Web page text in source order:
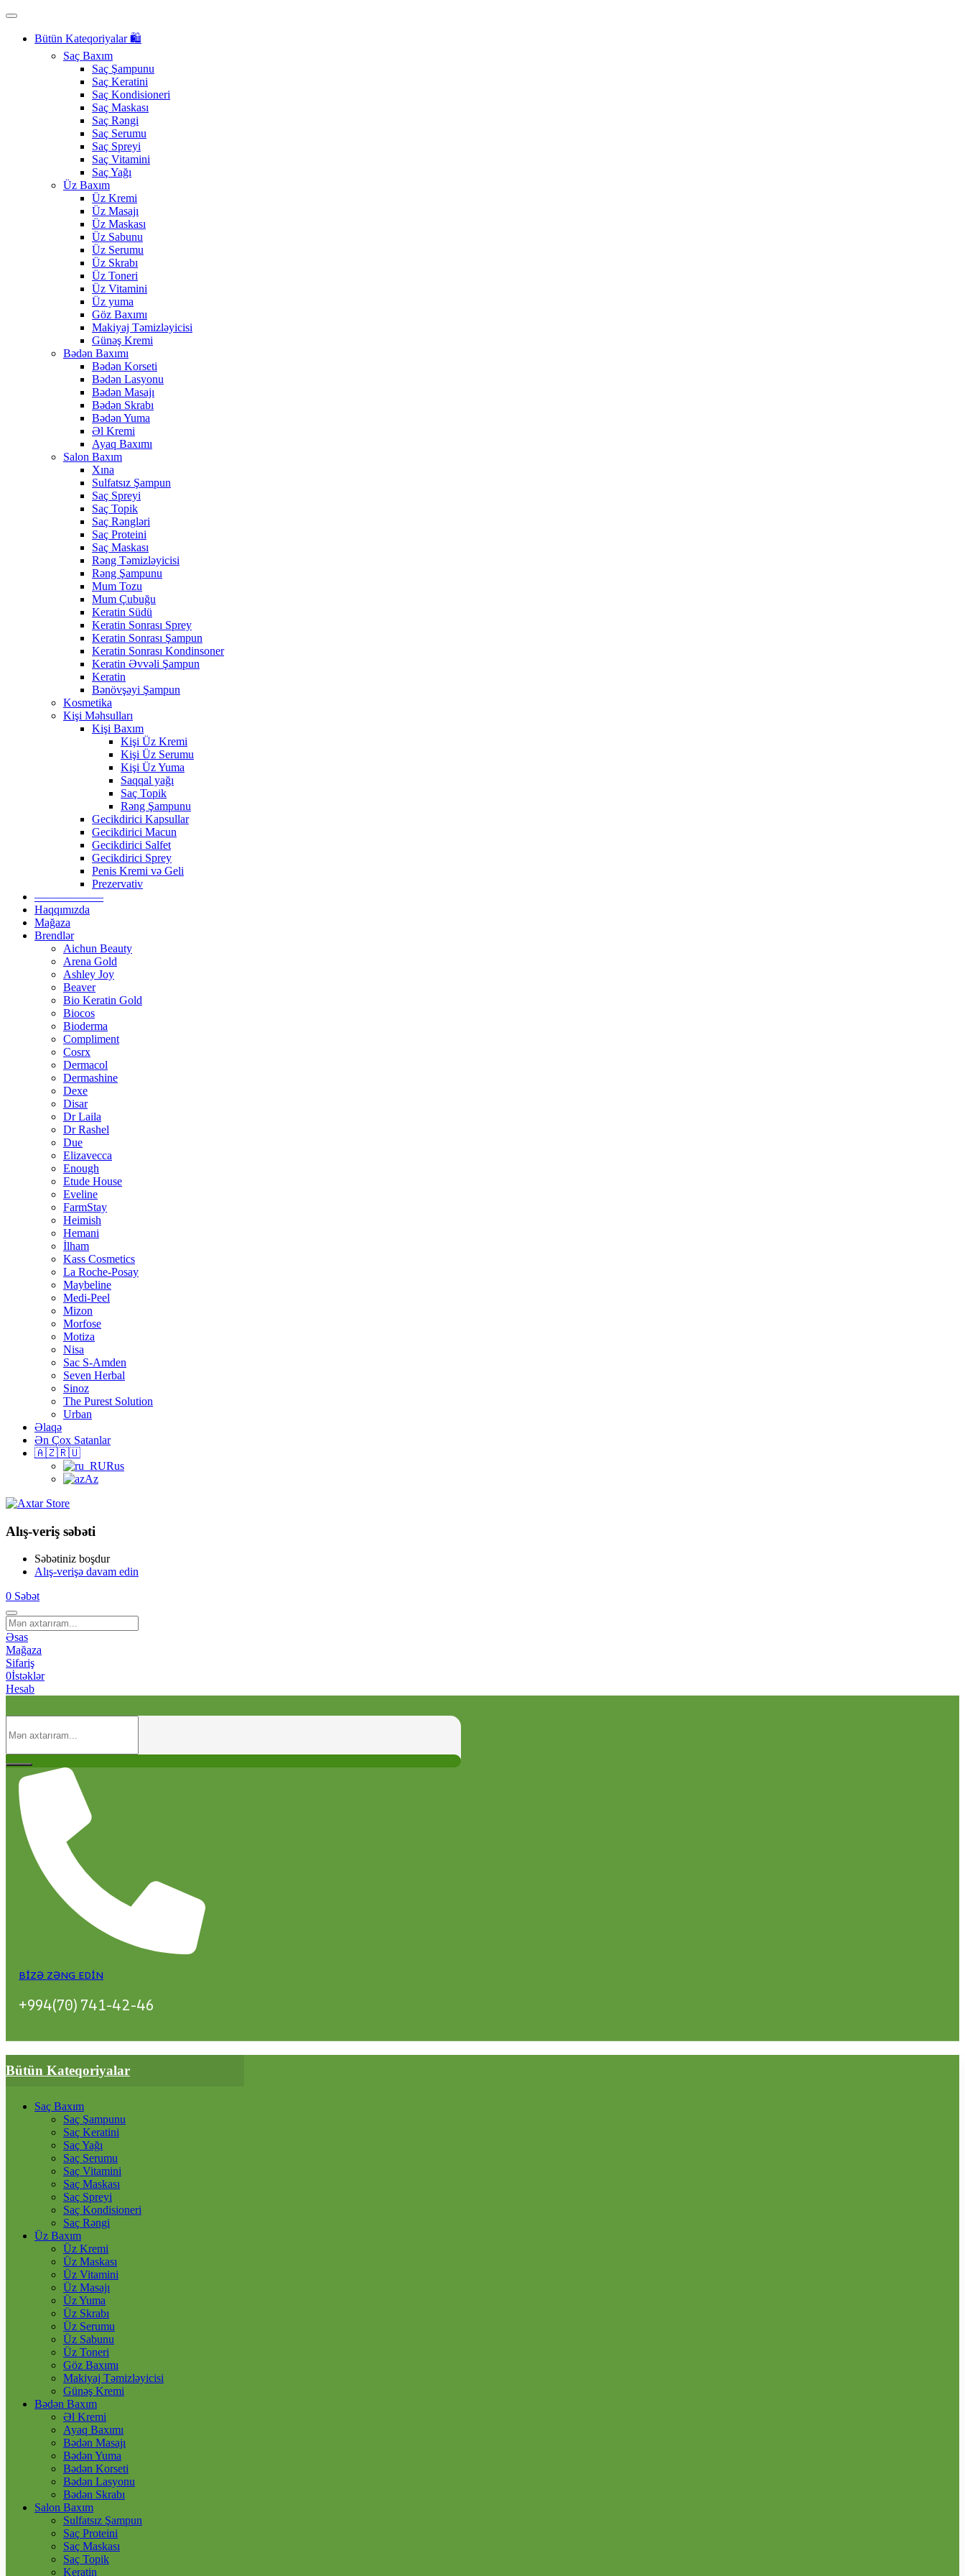
Bütün Kateqoriyalar 🛍️
Saç Baxım
Saç Şampunu
Saç Keratini
Saç Kondisioneri
Saç Maskası
Saç Rəngi
Saç Serumu
Saç Spreyi
Saç Vitamini
Saç Yağı
Üz Baxım
Üz Kremi
Üz Masajı
Üz Maskası
Üz Sabunu
Üz Serumu
Üz Skrabı
Üz Toneri
Üz Vitamini
Üz yuma
Göz Baxımı
Makiyaj Təmizləyicisi
Günəş Kremi
Bədən Baxımı
Bədən Korseti
Bədən Lasyonu
Bədən Masajı
Bədən Skrabı
Bədən Yuma
Əl Kremi
Ayaq Baxımı
Salon Baxım
Xına
Sulfatsız Şampun
Saç Spreyi
Saç Topik
Saç Rəngləri
Saç Proteini
Saç Maskası
Rəng Təmizləyicisi
Rəng Şampunu
Mum Tozu
Mum Çubuğu
Keratin Südü
Keratin Sonrası Sprey
Keratin Sonrası Şampun
Keratin Sonrası Kondinsoner
Keratin Əvvəli Şampun
Keratin
Bənövşəyi Şampun
Kosmetika
Kişi Məhsulları
Kişi Baxım
Kişi Üz Kremi
Kişi Üz Serumu
Kişi Üz Yuma
Saqqal yağı
Saç Topik
Rəng Şampunu
Gecikdirici Kapsullar
Gecikdirici Macun
Gecikdirici Salfet
Gecikdirici Sprey
Penis Kremi və Geli
Prezervativ
——————
Haqqımızda
Mağaza
Brendlər
Aichun Beauty
Arena Gold
Ashley Joy
Beaver
Bio Keratin Gold
Biocos
Bioderma
Compliment
Cosrx
Dermacol
Dermashine
Dexe
Disar
Dr Laila
Dr Rashel
Due
Elizavecca
Enough
Etude House
Eveline
FarmStay
Heimish
Hemani
İlham
Kass Cosmetics
La Roche-Posay
Maybeline
Medi-Peel
Mizon
Morfose
Motiza
Nisa
Sac S-Amden
Seven Herbal
Sinoz
The Purest Solution
Urban
Əlaqə
Ən Çox Satanlar
🇦🇿🇷🇺
Rus
Az
Alış-veriş səbəti
Səbətiniz boşdur
Alış-verişə davam edin
0 Səbət
Əsas
Mağaza
Sifariş
0İstəklər
Hesab
BIZƏ ZƏNG EDIN
+994(70) 741-42-46
Bütün Kateqoriyalar
Saç Baxım
Saç Şampunu
Saç Keratini
Saç Yağı
Saç Serumu
Saç Vitamini
Saç Maskası
Saç Spreyi
Saç Kondisioneri
Saç Rəngi
Üz Baxım
Üz Kremi
Üz Maskası
Üz Vitamini
Üz Masajı
Üz Yuma
Üz Skrabı
Üz Serumu
Üz Sabunu
Üz Toneri
Göz Baxımı
Makiyaj Təmizləyicisi
Günəş Kremi
Bədən Baxım
Əl Kremi
Ayaq Baxımı
Bədən Masajı
Bədən Yuma
Bədən Korseti
Bədən Lasyonu
Bədən Skrabı
Salon Baxım
Sulfatsız Şampun
Saç Proteini
Saç Maskası
Saç Topik
Keratin